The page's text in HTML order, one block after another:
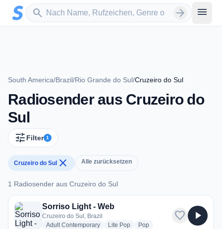
Zum Hauptinhalt springen
search
Sender suchen arrow_forward menu
South America/Brazil/Rio Grande do Sul/Cruzeiro do Sul
Radiosender aus Cruzeiro do
Sul
tune Filter 1
Cruzeiro do Sul close Alle zurücksetzen
1 Radiosender aus Cruzeiro do Sul
1 Radiosender aus Cruzeiro do Sul
Sorriso Light - Web
Cruzeiro do Sul, Brazil
Adult Contemporaryradio stations
Lite Popradio stations
Popradio stations
favorite play_arrow